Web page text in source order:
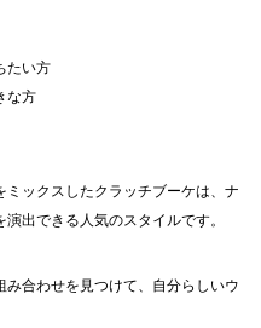
たい方
な方
ックスしたクラッチブーケは、ナ
出できる人気のスタイルです。
合わせを見つけて、自分らしいウ